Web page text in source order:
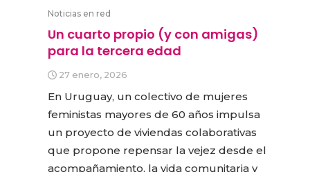
Noticias en red
Un cuarto propio (y con amigas)
para la tercera edad
27 enero, 2026
En Uruguay, un colectivo de mujeres
feministas mayores de 60 años impulsa
un proyecto de viviendas colaborativas
que propone repensar la vejez desde el
acompañamiento, la vida comunitaria y